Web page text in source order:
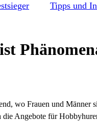
Tipps und
wo Frauen und Männer
die Angebote für